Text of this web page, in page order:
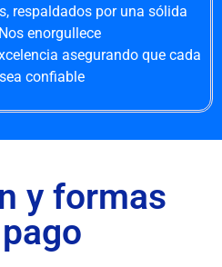
respaldados por una sólida
enorgullece
asegurando que cada
confiable
y formas